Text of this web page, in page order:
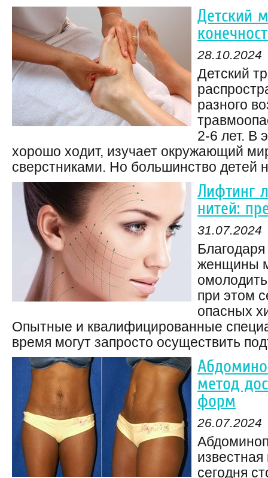
Детский
28.10.2024
Детский
разного
2-6 лет. В
хорошо ходит, изучает окружающий
сверстниками. Но большинство детей
Лифтинг
нитей:
31.07.2024
женщины
при этом
опасных
Опытные и квалифицированные
время могут запросто осуществить
метод
форм
26.07.2024
известная
сегодня